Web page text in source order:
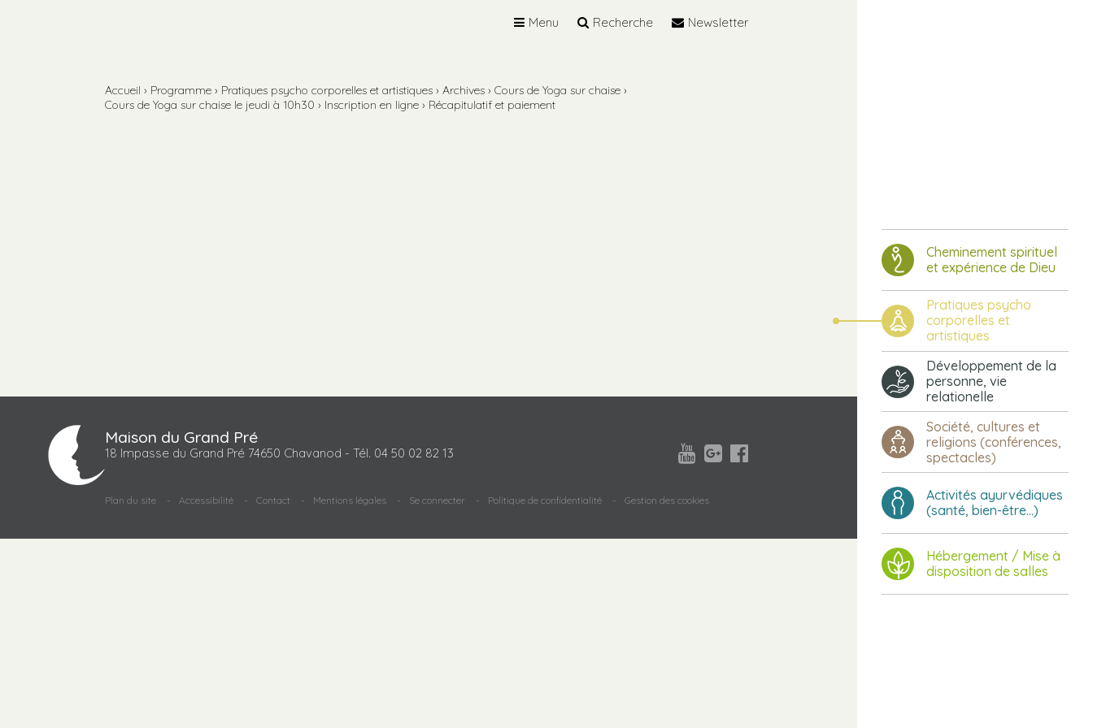
Cheminement spirituel
et expérience de Dieu
Pratiques psycho
corporelles et
artistiques
Développement de la
personne, vie
relationelle
Société, cultures et
religions (conférences,
spectacles)
Activités ayurvédiques
(santé, bien-être...)
Hébergement / Mise à
disposition de salles
Menu Recherche Newsletter
Accueil › Programme › Pratiques psycho corporelles et artistiques › Archives › Cours de Yoga sur chaise ›
Cours de Yoga sur chaise le jeudi à 10h30 › Inscription en ligne › Récapitulatif et paiement
Maison du Grand Pré
18 Impasse du Grand Pré 74650 Chavanod - Tél. 04 50 02 82 13 


Plan du site Accessibilité Contact Mentions légales Se connecter Politique de confidentialité Gestion des cookies